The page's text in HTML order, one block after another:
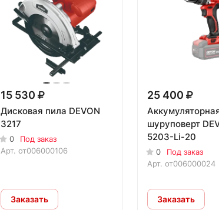
15 530
Дисковая пила DEVON
3217
0
Под заказ
Арт. от006000106
Заказать
25 400
шуруповерт
5203-Li-20
0
Под заказ
Арт. от006000024
Заказать